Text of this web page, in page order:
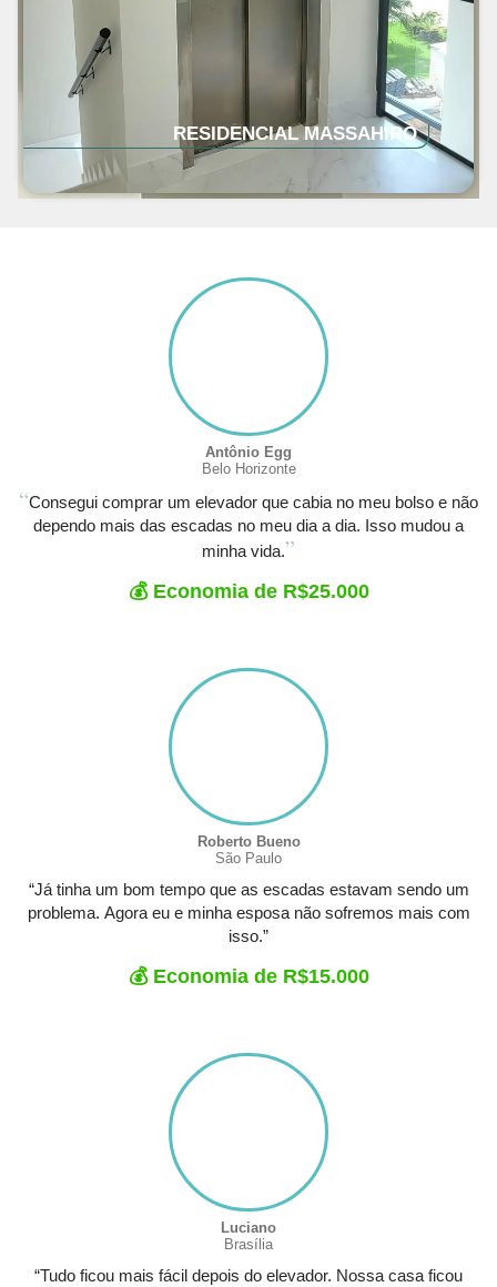
RESIDENCIAL MASSAHIRO
Antônio Egg
Belo Horizonte
“Consegui comprar um elevador que cabia no meu bolso e não
dependo mais das escadas no meu dia a dia. Isso mudou a
minha vida.”
💰 Economia de R$25.000
Roberto Bueno
São Paulo
“Já tinha um bom tempo que as escadas estavam sendo um
problema. Agora eu e minha esposa não sofremos mais com
isso.”
💰 Economia de R$15.000
Luciano
Brasília
“Tudo ficou mais fácil depois do elevador. Nossa casa ficou